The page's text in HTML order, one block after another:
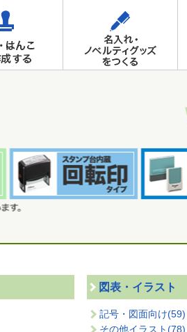
図表・イラスト
記号・図面向け(59)
その他イラスト(78)